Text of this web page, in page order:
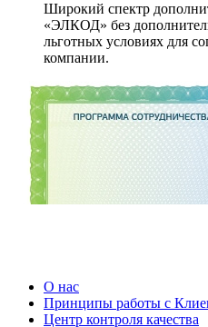
Широкий спектр
«ЭЛКОД» без
льготных условиях для
компании.
О нас
Принципы работы с
Центр контроля качества